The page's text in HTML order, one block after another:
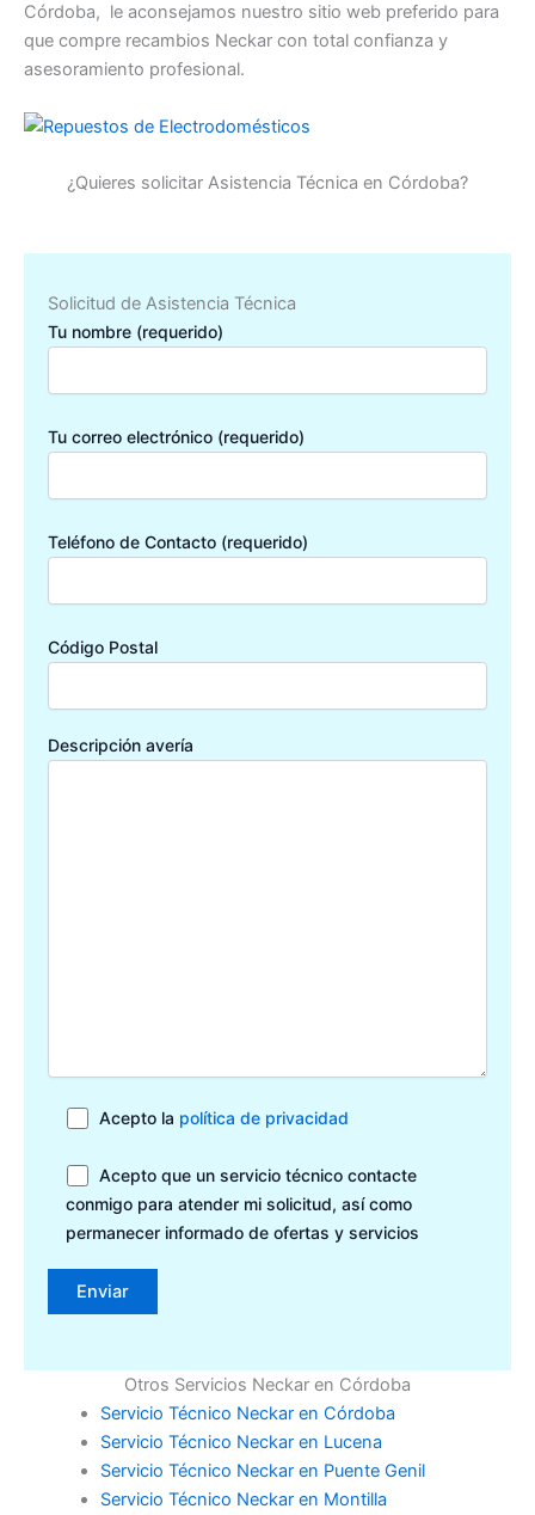
Córdoba, le aconsejamos nuestro sitio web preferido para
que compre recambios Neckar con total confianza y
asesoramiento profesional.
¿Quieres solicitar Asistencia Técnica en Córdoba?
Solicitud de Asistencia Técnica
Tu nombre (requerido)
Tu correo electrónico (requerido)
Teléfono de Contacto (requerido)
Código Postal
Descripción avería
Acepto la política de privacidad
Acepto que un servicio técnico contacte
conmigo para atender mi solicitud, así como
permanecer informado de ofertas y servicios
Otros Servicios Neckar en Córdoba
Servicio Técnico Neckar en Córdoba
Servicio Técnico Neckar en Lucena
Servicio Técnico Neckar en Puente Genil
Servicio Técnico Neckar en Montilla